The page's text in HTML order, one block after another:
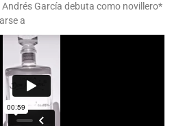
Andrés García debuta como novillero*
a